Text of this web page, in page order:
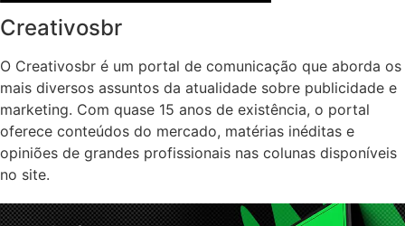
Creativosbr
O Creativosbr é um portal de comunicação que aborda os
mais diversos assuntos da atualidade sobre publicidade e
marketing. Com quase 15 anos de existência, o portal
oferece conteúdos do mercado, matérias inéditas e
opiniões de grandes profissionais nas colunas disponíveis
no site.